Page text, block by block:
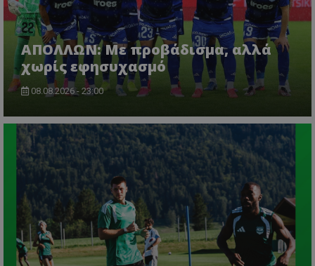
ΑΠΟΛΛΩΝ: Με προβάδισμα, αλλά
χωρίς εφησυχασμό
08.08.2026 - 23:00